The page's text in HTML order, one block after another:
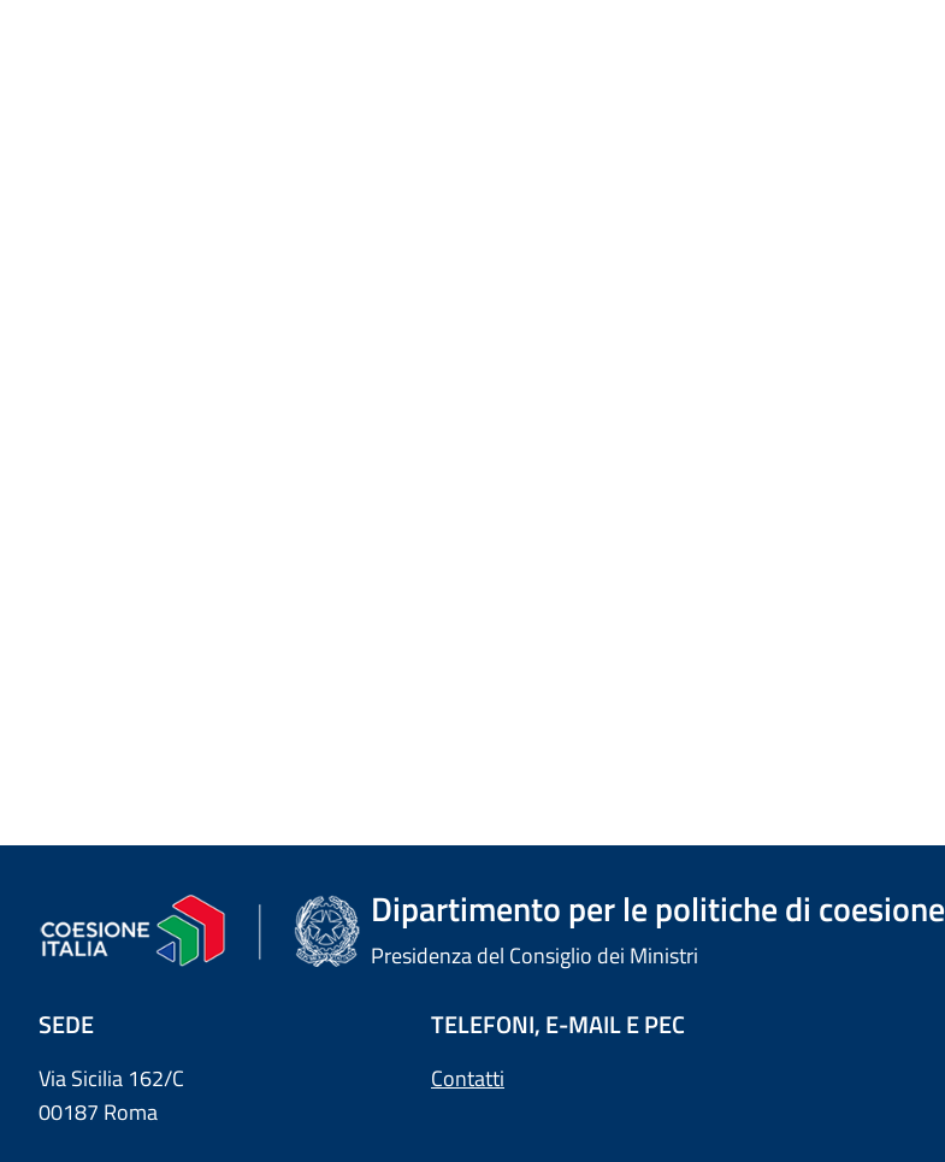
Dipartimento per le politiche di coesione
Presidenza del Consiglio dei Ministri
SEDE
Via Sicilia 162/C
00187 Roma
TELEFONI, E-MAIL E PEC
Contatti